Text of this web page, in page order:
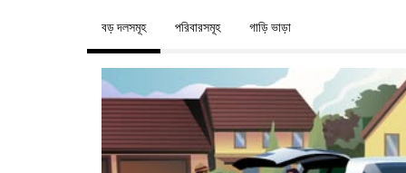
বড় দলসমূহ পরিবারসমূহ গাড়ি ভাড়া